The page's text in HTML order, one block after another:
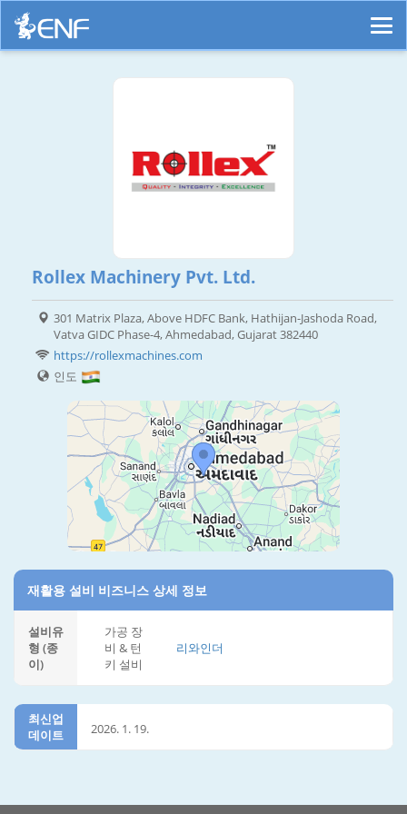
Rollex Machinery Pvt. Ltd.
301 Matrix Plaza, Above HDFC Bank, Hathijan-Jashoda Road,
Vatva GIDC Phase-4, Ahmedabad, Gujarat 382440
https://rollexmachines.com
인도
재활용 설비 비즈니스 상세 정보
설비유
형 (종
이)
가공 장
비 & 턴
키 설비
리와인더
최신업
데이트
2026. 1. 19.